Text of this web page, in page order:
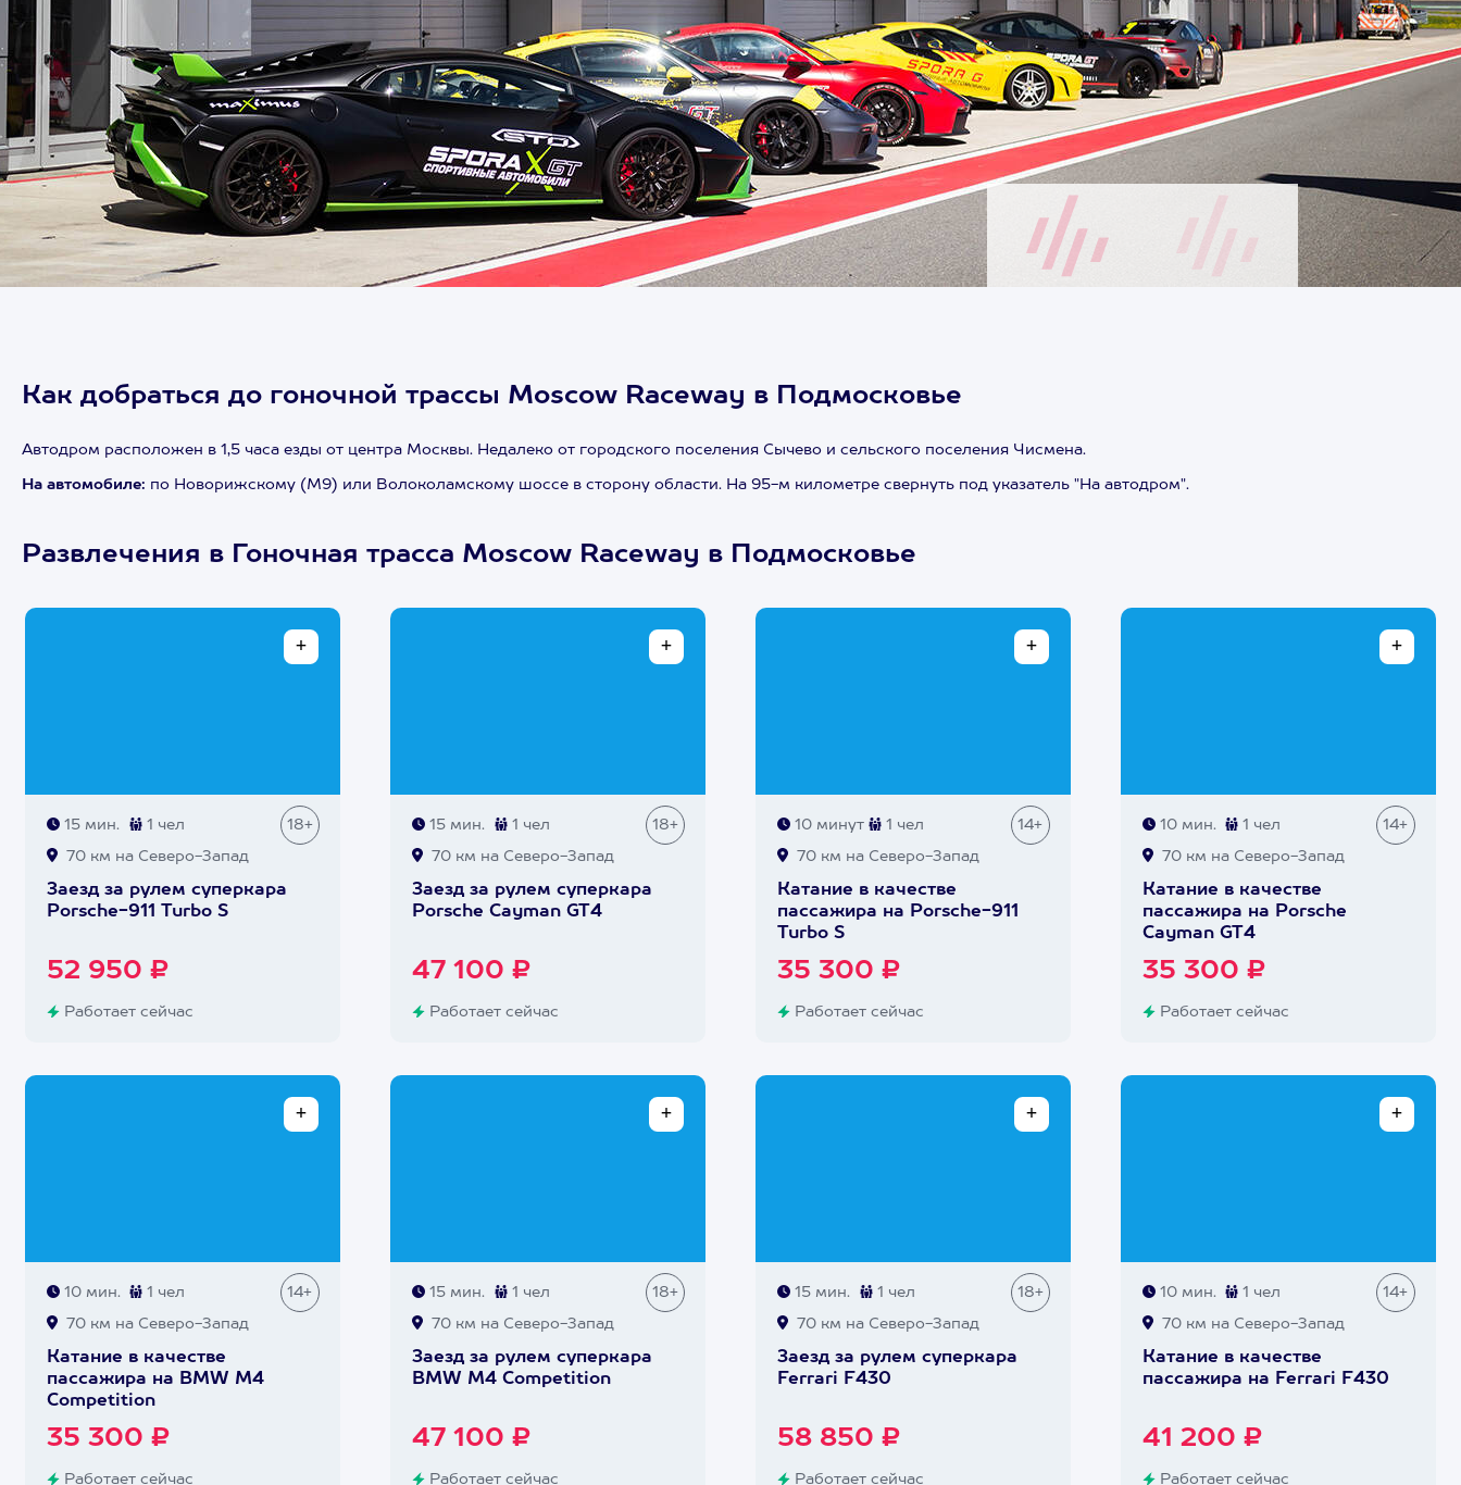
Как добраться до гоночной трассы Moscow Raceway в Подмосковье
Автодром расположен в 1,5 часа езды от центра Москвы. Недалеко от городского поселения Сычево и сельского поселения Чисмена.
На автомобиле: по Новорижскому (М9) или Волоколамскому шоссе в сторону области. На 95-м километре свернуть под указатель "На автодром".
Развлечения в Гоночная трасса Moscow Raceway в Подмосковье
15 мин. 1 чел 18+
70 км на Северо-Запад
Заезд за рулем суперкара
Porsche-911 Turbo S
52 950 ₽
Работает сейчас
15 мин. 1 чел 18+
70 км на Северо-Запад
Заезд за рулем суперкара
Porsche Cayman GT4
47 100 ₽
Работает сейчас
10 минут 1 чел 14+
70 км на Северо-Запад
Катание в качестве
пассажира на Porsche-911
Turbo S
35 300 ₽
Работает сейчас
10 мин. 1 чел 14+
70 км на Северо-Запад
Катание в качестве
пассажира на Porsche
Cayman GT4
35 300 ₽
Работает сейчас
10 мин. 1 чел 14+
70 км на Северо-Запад
Катание в качестве
пассажира на BMW M4
Competition
35 300 ₽
Работает сейчас
15 мин. 1 чел 18+
70 км на Северо-Запад
Заезд за рулем суперкара
BMW M4 Competition
47 100 ₽
Работает сейчас
15 мин. 1 чел 18+
70 км на Северо-Запад
Заезд за рулем суперкара
Ferrari F430
58 850 ₽
Работает сейчас
10 мин. 1 чел 14+
70 км на Северо-Запад
Катание в качестве
пассажира на Ferrari F430
41 200 ₽
Работает сейчас